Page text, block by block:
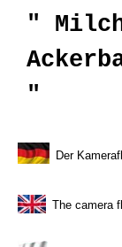
"
"
Der
The camera